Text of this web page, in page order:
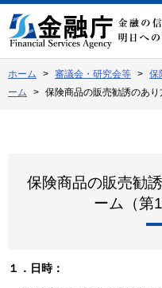
文
へ
動
ホーム 審議会・研究会等
保
ーム
保険商品の販売勧誘のあ
保険商品の販売勧
ーム（第
１．日時：